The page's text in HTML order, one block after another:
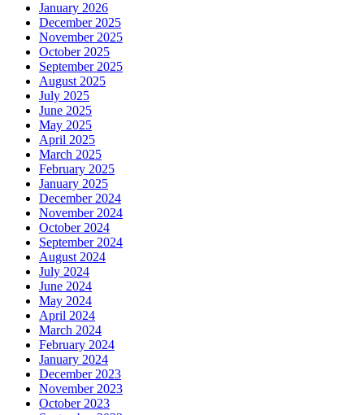
January 2026
December 2025
November 2025
October 2025
September 2025
August 2025
July 2025
June 2025
May 2025
April 2025
March 2025
February 2025
January 2025
December 2024
November 2024
October 2024
September 2024
August 2024
July 2024
June 2024
May 2024
April 2024
March 2024
February 2024
January 2024
December 2023
November 2023
October 2023